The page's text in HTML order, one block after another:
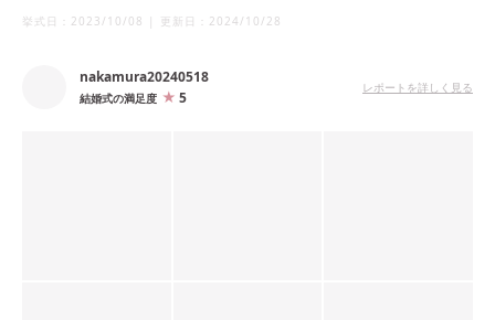
挙式日： 2023/10/08 | 更新日： 2024/10/28
nakamura20240518
結婚式の満足度 5
レポートを詳しく見る